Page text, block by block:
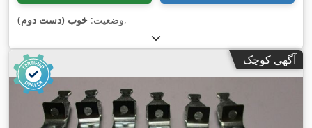
وضعیت: خوب (دست دوم) ,
آگهی کوچک